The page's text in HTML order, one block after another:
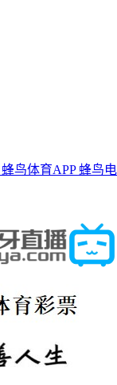
蜂鸟体育APP 蜂鸟